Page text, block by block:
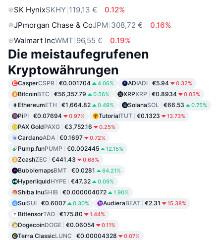
SK HynixSKHY 119,13 €
0.12%
JPmorgan Chase & CoJPM 308,72 €
0.16%
Walmart IncWMT 96,55 € 0.19%
Die meistaufegrufenen
Kryptowährungen
CasperCSPR €0.001704 4.06% ADIADI €5.94 0.32%
BitcoinBTC €56,357.79 0.56% XRPXRP €0.8934 0.03%
EthereumETH €1,664.82 0.49% SolanaSOL €66.53 0.75%
PiPI €0.07694 0.97% TutorialTUT €0.1323 13.73%
PAX GoldPAXG €3,752.16 0.25%
CardanoADA €0.1697 0.72%
Pump.funPUMP €0.002445 12.15%
ZcashZEC €441.43 0.68%
BubblemapsBMT €0.0281 64.21%
HyperliquidHYPE €47.32 0.09%
Shiba InuSHIB €0.000004072 1.90%
SuiSUI €0.6007 0.30% AudieraBEAT €2.31 15.38%
BittensorTAO €175.80 1.44%
DogecoinDOGE €0.06054 0.11%
Terra ClassicLUNC €0.00004328 0.07%